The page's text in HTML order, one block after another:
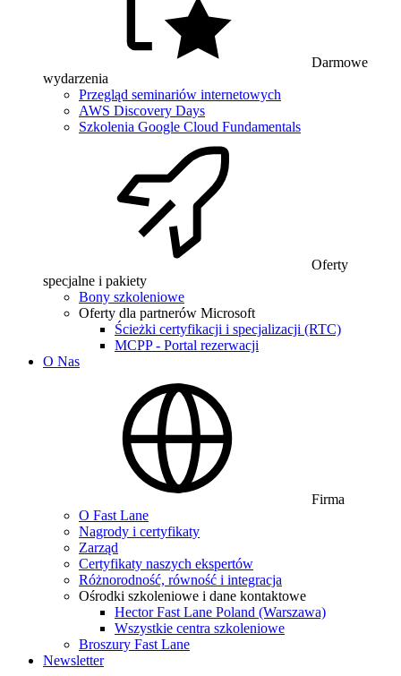
Darmowe
wydarzenia
Przegląd seminariów internetowych
AWS Discovery Days
Szkolenia Google Cloud Fundamentals
Oferty
specjalne i pakiety
Bony szkoleniowe
Oferty dla partnerów Microsoft
Ścieżki certyfikacji i specjalizacji (RTC)
MCPP - Portal rezerwacji
O Nas
Firma
O Fast Lane
Nagrody i certyfikaty
Zarząd
Certyfikaty naszych ekspertów
Różnorodność, równość i integracja
Ośrodki szkoleniowe i dane kontaktowe
Hector Fast Lane Poland (Warszawa)
Wszystkie centra szkoleniowe
Broszury Fast Lane
Newsletter